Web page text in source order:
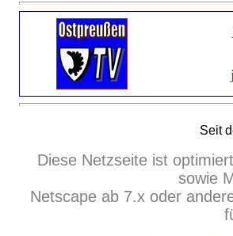
Seit
Diese Netzseite ist
sowie
Netscape ab 7.x oder